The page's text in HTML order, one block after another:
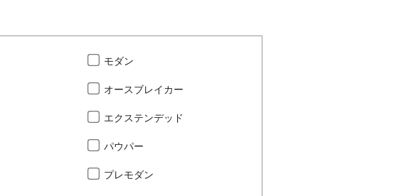
モダン
オースブレイカー
エクステンデッド
パウパー
プレモダン